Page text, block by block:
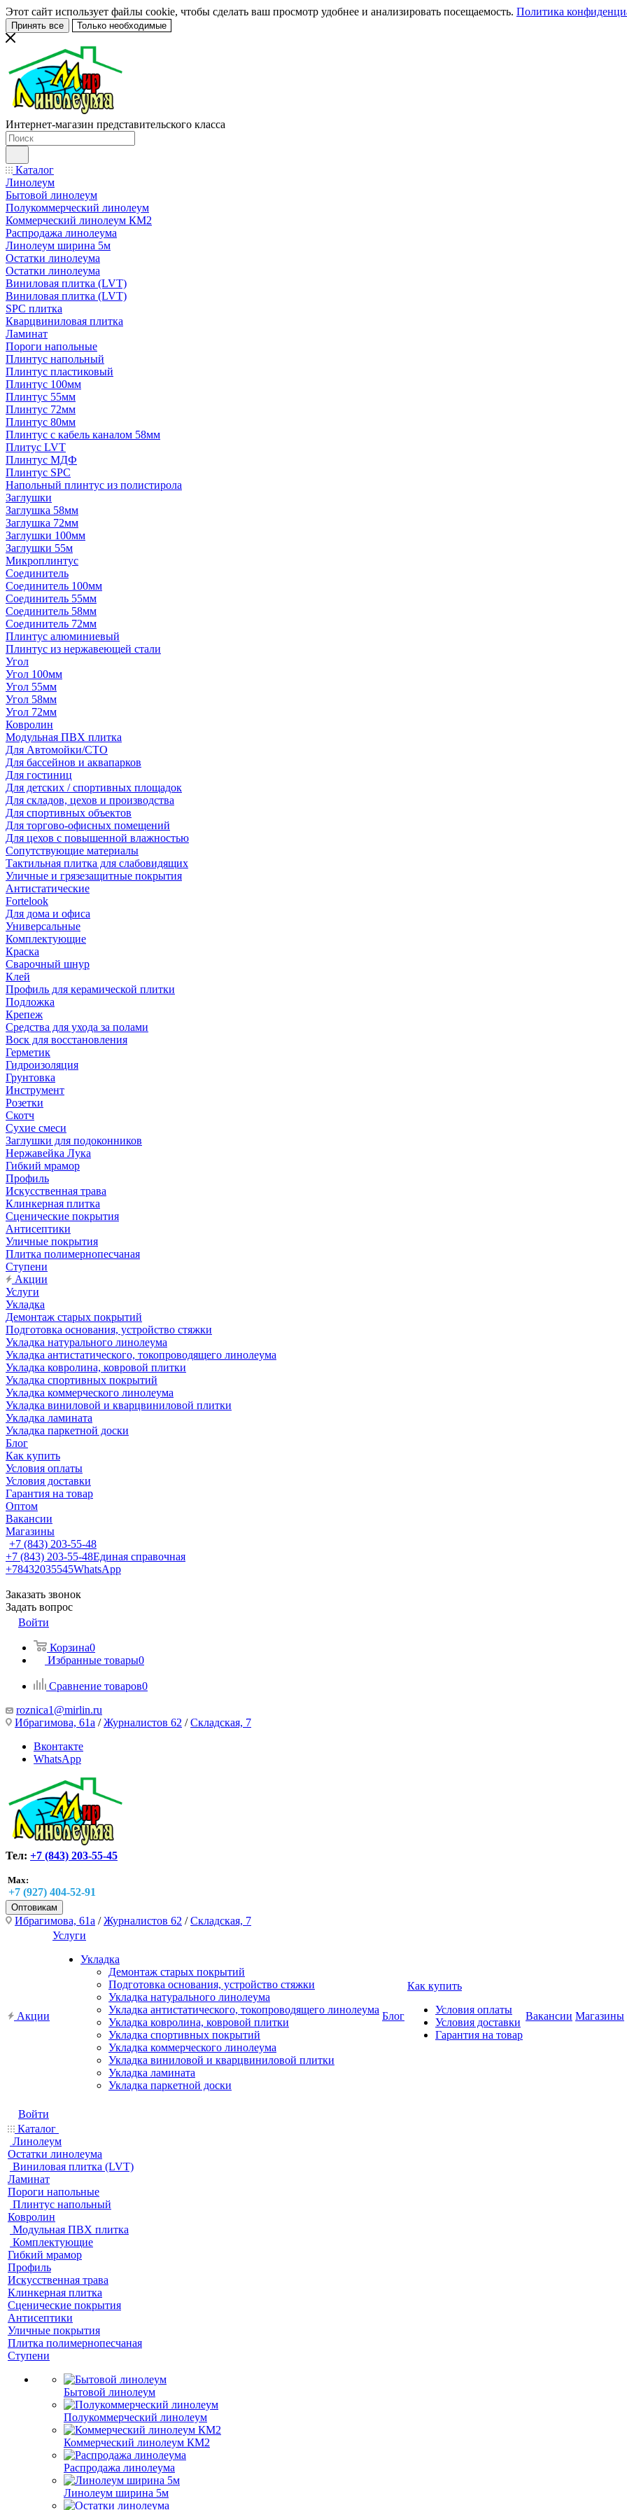
Этот сайт использует файлы cookie, чтобы сделать ваш просмотр удобнее и анализировать посещаемость. Политика
Принять все Только необходимые
Интернет-магазин представительского класса
Каталог
Линолеум
Бытовой линолеум
Полукоммерческий линолеум
Коммерческий линолеум КМ2
Распродажа линолеума
Линолеум ширина 5м
Остатки линолеума
Остатки линолеума
Виниловая плитка (LVT)
Виниловая плитка (LVT)
SPC плитка
Кварцвиниловая плитка
Ламинат
Пороги напольные
Плинтус напольный
Плинтус пластиковый
Плинтус 100мм
Плинтус 55мм
Плинтус 72мм
Плинтус 80мм
Плинтус с кабель каналом 58мм
Плитус LVT
Плинтус МДФ
Плинтус SPC
Напольный плинтус из полистирола
Заглушки
Заглушка 58мм
Заглушка 72мм
Заглушки 100мм
Заглушки 55м
Микроплинтус
Соединитель
Соединитель 100мм
Соединитель 55мм
Соединитель 58мм
Соединитель 72мм
Плинтус алюминиевый
Плинтус из нержавеющей стали
Угол
Угол 100мм
Угол 55мм
Угол 58мм
Угол 72мм
Ковролин
Модульная ПВХ плитка
Для Автомойки/СТО
Для бассейнов и аквапарков
Для гостиниц
Для детских / спортивных площадок
Для складов, цехов и производства
Для спортивных объектов
Для торгово-офисных помещений
Для цехов с повышенной влажностью
Сопутствующие материалы
Тактильная плитка для слабовидящих
Уличные и грязезащитные покрытия
Антистатические
Fortelook
Для дома и офиса
Универсальные
Комплектующие
Краска
Сварочный шнур
Клей
Профиль для керамической плитки
Подложка
Крепеж
Средства для ухода за полами
Воск для восстановления
Герметик
Гидроизоляция
Грунтовка
Инструмент
Розетки
Скотч
Сухие смеси
Заглушки для подоконников
Нержавейка Лука
Гибкий мрамор
Профиль
Искусственная трава
Клинкерная плитка
Сценические покрытия
Антисептики
Уличные покрытия
Плитка полимернопесчаная
Ступени
Акции
Услуги
Укладка
Демонтаж старых покрытий
Подготовка основания, устройство стяжки
Укладка натурального линолеума
Укладка антистатического, токопроводящего линолеума
Укладка ковролина, ковровой плитки
Укладка спортивных покрытий
Укладка коммерческого линолеума
Укладка виниловой и кварцвиниловой плитки
Укладка ламината
Укладка паркетной доски
Блог
Как купить
Условия оплаты
Условия доставки
Гарантия на товар
Оптом
Вакансии
Магазины
+7 (843) 203-55-48
+7 (843) 203-55-48Единая справочная
+78432035545WhatsApp
Заказать звонок
Задать вопрос
Войти
Корзина0
Избранные товары0
Сравнение товаров0
roznica1@mirlin.ru
Ибрагимова, 61а /Журналистов 62 /Складская, 7
Вконтакте
WhatsApp
Тел: +7 (843) 203-55-45
Max:
+7 (927) 404-52-91
Оптовикам
Ибрагимова, 61а /Журналистов 62 /Складская, 7
Акции
Услуги
Укладка
Демонтаж старых покрытий
Подготовка основания, устройство стяжки
Укладка натурального линолеума
Укладка антистатического, токопроводящего линолеума
Укладка ковролина, ковровой плитки
Укладка спортивных покрытий
Укладка коммерческого линолеума
Укладка виниловой и кварцвиниловой плитки
Укладка ламината
Укладка паркетной доски
Блог
Как купить
Условия оплаты
Условия доставки
Гарантия на товар
Вакансии Магазины
Войти
Каталог
Линолеум
Остатки линолеума
Виниловая плитка (LVT)
Ламинат
Пороги напольные
Плинтус напольный
Ковролин
Модульная ПВХ плитка
Комплектующие
Гибкий мрамор
Профиль
Искусственная трава
Клинкерная плитка
Сценические покрытия
Антисептики
Уличные покрытия
Плитка полимернопесчаная
Ступени
Бытовой линолеум
Полукоммерческий линолеум
Коммерческий линолеум КМ2
Распродажа линолеума
Линолеум ширина 5м